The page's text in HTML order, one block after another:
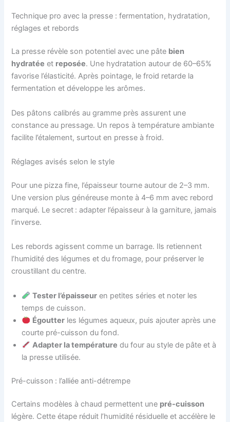
Technique pro avec la presse : fermentation, hydratation,
réglages et rebords
La presse révèle son potentiel avec une pâte bien
hydratée et reposée. Une hydratation autour de 60–65%
favorise l’élasticité. Après pointage, le froid retarde la
fermentation et développe les arômes.
Des pâtons calibrés au gramme près assurent une
constance au pressage. Un repos à température ambiante
facilite l’étalement, surtout en presse à froid.
Réglages avisés selon le style
Pour une pizza fine, l’épaisseur tourne autour de 2–3 mm.
Une version plus généreuse monte à 4–6 mm avec rebord
marqué. Le secret : adapter l’épaisseur à la garniture, jamais
l’inverse.
Les rebords agissent comme un barrage. Ils retiennent
l’humidité des légumes et du fromage, pour préserver le
croustillant du centre.
Tester l’épaisseur en petites séries et noter les
temps de cuisson.
Égoutter les légumes aqueux, puis ajouter après une
courte pré-cuisson du fond.
Adapter la température du four au style de pâte et à
la presse utilisée.
Pré-cuisson : l’alliée anti-détrempe
Certains modèles à chaud permettent une pré-cuisson
légère. Cette étape réduit l’humidité résiduelle et accélère le